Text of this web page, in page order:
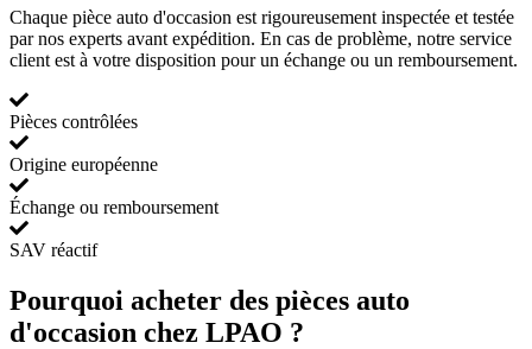
Chaque pièce auto d'occasion est rigoureusement inspectée et testée
par nos experts avant expédition. En cas de problème, notre service
client est à votre disposition pour un échange ou un remboursement.
Pièces contrôlées
Origine européenne
Échange ou remboursement
SAV réactif
Pourquoi acheter des pièces auto
d'occasion chez LPAO ?